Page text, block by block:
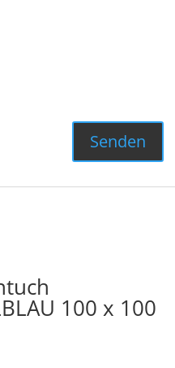
100 x 100